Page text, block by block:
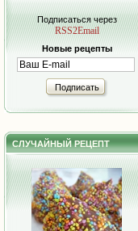
Подписаться через
RSS2Email
Новые рецепты
Подписать
СЛУЧАЙНЫЙ РЕЦЕПТ